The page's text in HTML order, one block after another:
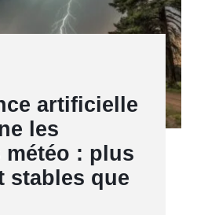
artificielle
les
: plus
stables que